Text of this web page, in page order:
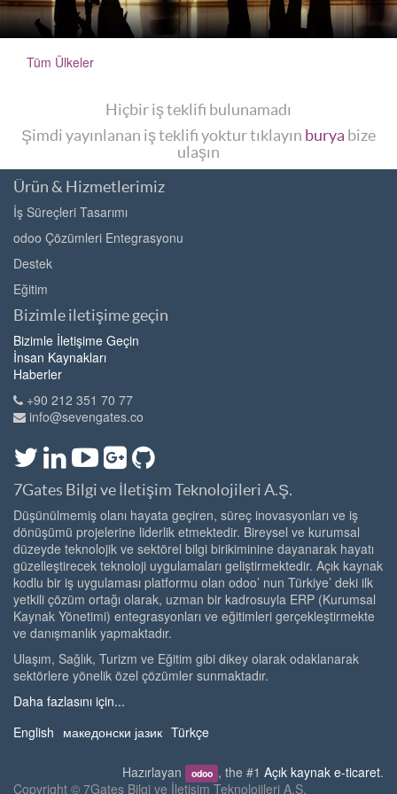
Tüm Ülkeler
Hiçbir iş teklifi bulunamadı
Şimdi yayınlanan iş teklifi yoktur tıklayın burya bize
ulaşın
Ürün & Hizmetlerimiz
İş Süreçleri Tasarımı
odoo Çözümleri Entegrasyonu
Destek
Eğitim
Bizimle iletişime geçin
Bizimle İletişime Geçin
İnsan Kaynakları
Haberler
+90 212 351 70 77
info@sevengates.co
7Gates Bilgi ve İletişim Teknolojileri A.Ş.
Düşünülmemiş olanı hayata geçiren, süreç inovasyonları ve iş
dönüşümü projelerine liderlik etmektedir. Bireysel ve kurumsal
düzeyde teknolojik ve sektörel bilgi birikiminine dayanarak hayatı
güzelleştirecek teknoloji uygulamaları geliştirmektedir. Açık kaynak
kodlu bir iş uygulaması platformu olan odoo’ nun Türkiye’ deki ilk
yetkili çözüm ortağı olarak, uzman bir kadrosuyla ERP (Kurumsal
Kaynak Yönetimi) entegrasyonları ve eğitimleri gerçekleştirmekte
ve danışmanlık yapmaktadır.
Ulaşım, Sağlık, Turizm ve Eğitim gibi dikey olarak odaklanarak
sektörlere yönelik özel çözümler sunmaktadır.
Daha fazlasını için...
English македонски јазик Türkçe
Hazırlayan odoo , the #1 Açık kaynak e-ticaret.
Copyright © 7Gates Bilgi ve İletişim Teknolojileri A.Ş.